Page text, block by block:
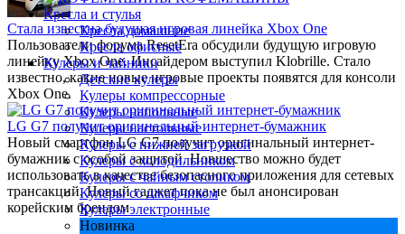
Кресла и стулья
Кресла домашние
Кресла офисные
Кулеры и чайники
Детские кулеры
Кулеры компрессорные
Кулеры напольные
Кулеры настольные
Кулеры с нижней загрузкой
Кулеры с холодильником
Кулеры с чайным столиком
Кулеры со шкафчиком
Кулеры электронные
Новинка
Стала известна будущая игровая линейка Xbox One
Пользователи форума ResetEra обсудили будущую игровую
линейку Xbox One. Инсайдером выступил Klobrille. Стало
известно, какие новые игровые проекты появятся для консоли
Xbox One.
LG G7 получит оригинальный интернет-бумажник
Новый смартфон LG G7 получит оригинальный интернет-
бумажник с особой защитой. Новшество можно будет
использовать в качестве безопасного приложения для сетевых
трансакций. Новый гаджет пока не был анонсирован
корейским брендом